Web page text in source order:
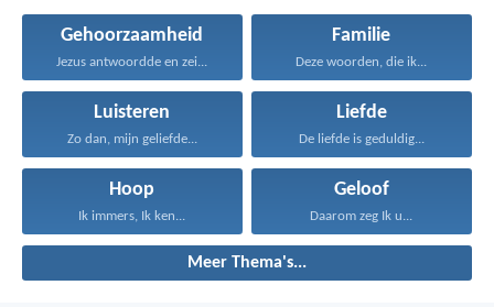
Gehoorzaamheid
Jezus antwoordde en zei...
Familie
Deze woorden, die ik...
Luisteren
Zo dan, mijn geliefde...
Liefde
De liefde is geduldig...
Hoop
Ik immers, Ik ken...
Geloof
Daarom zeg Ik u...
Meer Thema's...